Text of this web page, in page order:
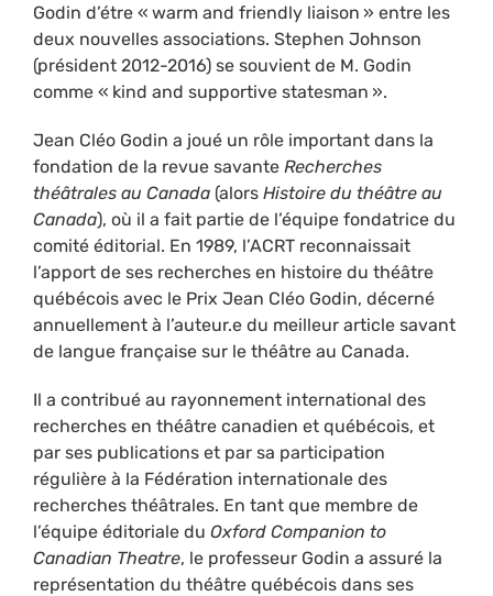
Godin d’étre « warm and friendly liaison » entre les
deux nouvelles associations. Stephen Johnson
(président 2012-2016) se souvient de M. Godin
comme « kind and supportive statesman ».
Jean Cléo Godin a joué un rôle important dans la
fondation de la revue savante Recherches
théâtrales au Canada (alors Histoire du théâtre au
Canada), où il a fait partie de l’équipe fondatrice du
comité éditorial. En 1989, l’ACRT reconnaissait
l’apport de ses recherches en histoire du théâtre
québécois avec le Prix Jean Cléo Godin, décerné
annuellement à l’auteur.e du meilleur article savant
de langue française sur le théâtre au Canada.
Il a contribué au rayonnement international des
recherches en théâtre canadien et québécois, et
par ses publications et par sa participation
régulière à la Fédération internationale des
recherches théâtrales. En tant que membre de
l’équipe éditoriale du Oxford Companion to
Canadian Theatre, le professeur Godin a assuré la
représentation du théâtre québécois dans ses